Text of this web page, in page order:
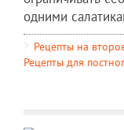
одними
Рецепты на
Рецепты для